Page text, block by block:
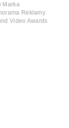
Marka
Reklamy
Video Awards